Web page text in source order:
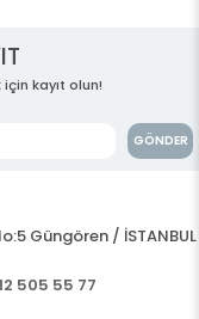
kayıt olun!
GÖNDER
Güngören / İSTANBUL
505 55 77